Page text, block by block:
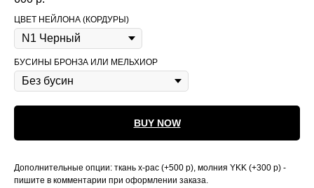
ЦВЕТ НЕЙЛОНА (КОРДУРЫ)
БУСИНЫ БРОНЗА ИЛИ МЕЛЬХИОР
BUY NOW
Дополнительные опции: ткань x-pac (+500 р), молния YKK (+300 р) -
пишите в комментарии при оформлении заказа.